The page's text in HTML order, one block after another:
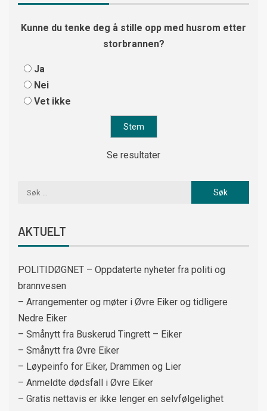
Kunne du tenke deg å stille opp med husrom etter
storbrannen?
Ja
Nei
Vet ikke
Se resultater
AKTUELT
POLITIDØGNET – Oppdaterte nyheter fra politi og
brannvesen
– Arrangementer og møter i Øvre Eiker og tidligere
Nedre Eiker
– Smånytt fra Buskerud Tingrett – Eiker
– Smånytt fra Øvre Eiker
– Løypeinfo for Eiker, Drammen og Lier
– Anmeldte dødsfall i Øvre Eiker
– Gratis nettavis er ikke lenger en selvfølgelighet